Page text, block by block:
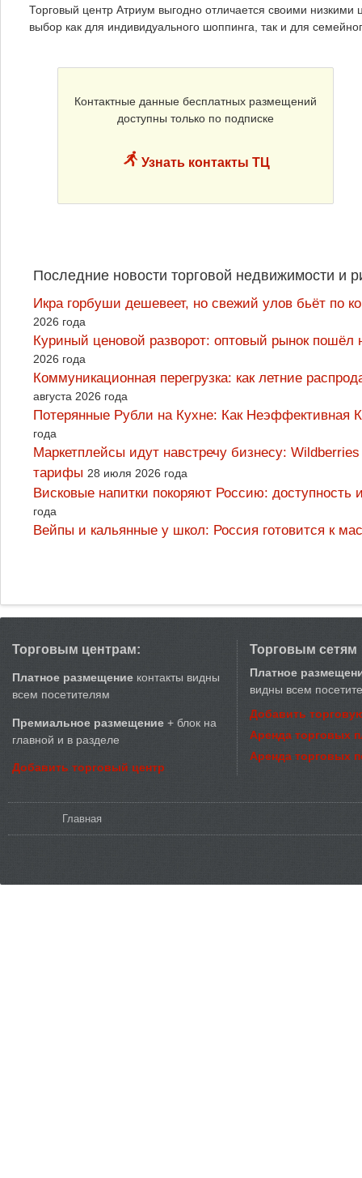
Торговый центр Атриум выгодно отличается своими
выбор как для индивидуального шоппинга, так и для
Контактные данные бесплатных размещений
доступны только по подписке
Узнать контакты ТЦ
Последние новости торговой недвижимости и
Икра горбуши дешевеет, но свежий улов бьёт по
2026 года
Куриный ценовой разворот: оптовый рынок
2026 года
Коммуникационная перегрузка: как летние
августа 2026 года
Потерянные Рубли на Кухне: Как
года
Маркетплейсы идут навстречу бизнесу:
тарифы 28 июля 2026 года
Висковые напитки покоряют Россию:
года
Вейпы и кальянные у школ: Россия готовится к
Торговым центрам:
Платное размещение контакты видны
всем посетителям
Премиальное размещение + блок на
главной и в разделе
Добавить торговый центр
Торговым сетям
Платное
видны всем
Добавить
Аренда торговых
Аренда торговых
Главная